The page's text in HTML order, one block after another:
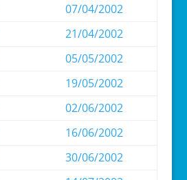
07/04/2002
21/04/2002
05/05/2002
19/05/2002
02/06/2002
16/06/2002
30/06/2002